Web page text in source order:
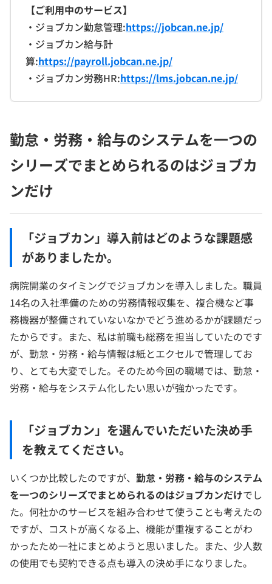
【ご利用中のサービス】
・ジョブカン勤怠管理:https://jobcan.ne.jp/
・ジョブカン給与計
算:https://payroll.jobcan.ne.jp/
・ジョブカン労務HR:https://lms.jobcan.ne.jp/
勤怠・労務・給与のシステムを一つの
シリーズでまとめられるのはジョブカ
ンだけ
「ジョブカン」導入前はどのような課題感
がありましたか。
病院開業のタイミングでジョブカンを導入しました。職員
14名の入社準備のための労務情報収集を、複合機など事
務機器が整備されていないなかでどう進めるかが課題だっ
たからです。また、私は前職も総務を担当していたのです
が、勤怠・労務・給与情報は紙とエクセルで管理してお
り、とても大変でした。そのため今回の職場では、勤怠・
労務・給与をシステム化したい思いが強かったです。
「ジョブカン」を選んでいただいた決め手
を教えてください。
いくつか比較したのですが、 勤怠・労務・給与のシステム
を一つのシリーズでまとめられるのはジョブカンだけでし
た。何社かのサービスを組み合わせて使うことも考えたの
ですが、コストが高くなる上、機能が重複することがわ
かったため一社にまとめようと思いました。また、少人数
の使用でも契約できる点も導入の決め手になりました。